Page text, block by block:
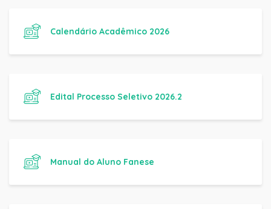
Calendário Acadêmico 2026
Edital Processo Seletivo 2026.2
Manual do Aluno Fanese